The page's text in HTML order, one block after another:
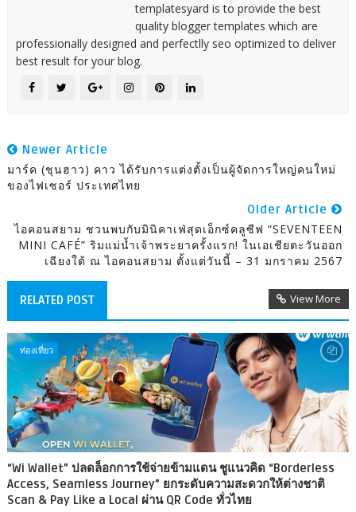
templatesyard is to provide the best
quality blogger templates which are
professionally designed and perfectlly seo optimized to deliver
best result for your blog.
Newer Article
มาร์ค (ชุนฮาว) คาว ได้รับการแต่งตั้งเป็นผู้จัดการใหญ่คนใหม่
ของไฟเซอร์ ประเทศไทย
Older Article
ไอคอนสยาม ชวนพบกับมินิคาเฟ่สุดเอ็กซ์คลูซีฟ “SEVENTEEN
MINI CAFÉ” ริมแม่น้ำเจ้าพระยาครั้งแรก! ในเอเชียตะวันออก
เฉียงใต้ ณ ไอคอนสยาม ตั้งแต่วันนี้ – 31 มกราคม 2567
RELATED POST View More
ท่องเที่ยว
“Wi Wallet” ปลดล็อกการใช้จ่ายข้ามแดน ชูแนวคิด “Borderless
Access, Seamless Journey” ยกระดับความสะดวกให้ต่างชาติ
Scan & Pay Like a Local ผ่าน QR Code ทั่วไทย